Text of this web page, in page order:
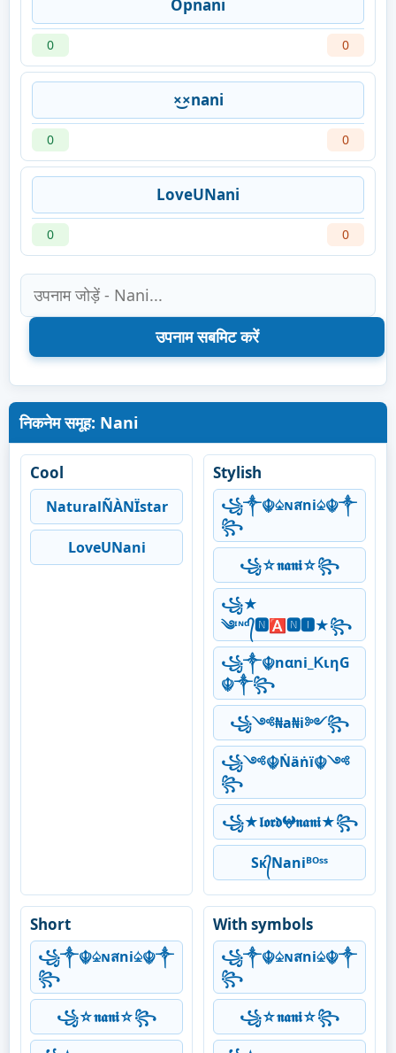
Opnani
0 0
×͜×nani
0 0
LoveUNani
0 0
निकनेम समूह: Nani
Cool
NaturalÑÀNÏstar
LoveUNani
Stylish
꧁༒☬♤ɴสni♤☬༒
꧂
꧁☆𝖓𝖆𝖓𝖎☆꧂
꧁★
༄ᶦᶰᵈ᭄🅽🅰🅽🅸★꧂
꧁༒☬nαni_ᏦιηG
☬༒꧂
꧁༺₦a₦i༻꧂
꧁༺☬Ṅäṅï☬༺
꧂
꧁★𝖑𝖔𝖗𝖉𖤍𝖓𝖆𝖓𝖎★꧂
Sᴋ᭄Naniᴮᴼˢˢ
Short
꧁༒☬♤ɴสni♤☬༒
꧂
꧁☆𝖓𝖆𝖓𝖎☆꧂
With symbols
꧁༒☬♤ɴสni♤☬༒
꧂
꧁☆𝖓𝖆𝖓𝖎☆꧂